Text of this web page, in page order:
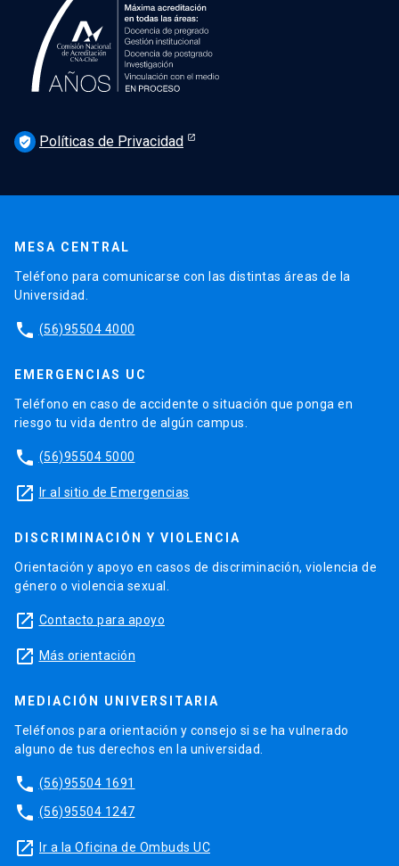
verified_user Políticas de Privacidad
MESA CENTRAL
Teléfono para comunicarse con las distintas áreas de la
Universidad.
phone (56)95504 4000
EMERGENCIAS UC
Teléfono en caso de accidente o situación que ponga en
riesgo tu vida dentro de algún campus.
phone (56)95504 5000
launch Ir al sitio de Emergencias
DISCRIMINACIÓN Y VIOLENCIA
Orientación y apoyo en casos de discriminación, violencia de
género o violencia sexual.
launch Contacto para apoyo
launch Más orientación
MEDIACIÓN UNIVERSITARIA
Teléfonos para orientación y consejo si se ha vulnerado
alguno de tus derechos en la universidad.
phone (56)95504 1691
phone (56)95504 1247
launch Ir a la Oficina de Ombuds UC